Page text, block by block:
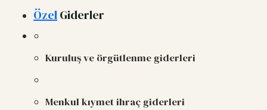
ÖzelGiderler
Kuruluş ve örgütlenme giderleri
Menkul kıymet ihraç giderleri